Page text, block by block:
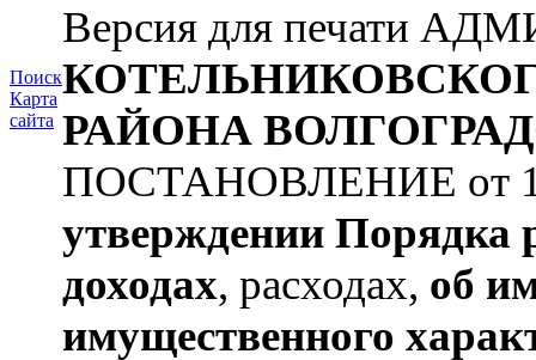
Поиск
Карта
сайта
Версия для печати
РАЙОНА
ПОСТАНОВЛЕНИЕ от
утверждении Порядка
доходах, расходах, об
имущественного